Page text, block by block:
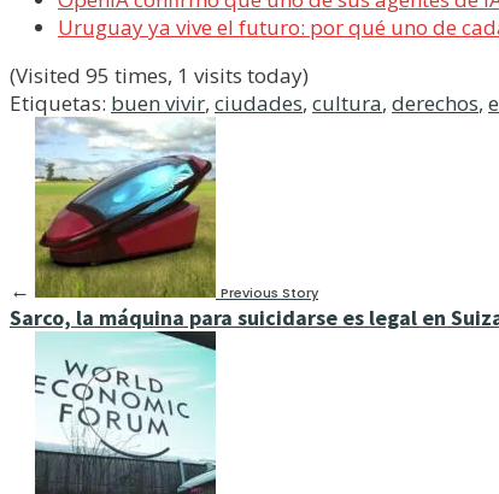
Uruguay ya vive el futuro: por qué uno de
(Visited 95 times, 1 visits today)
Etiquetas: buen vivir, ciudades, cultura, derechos,
← Previous Story
Sarco, la máquina para suicidarse es legal en